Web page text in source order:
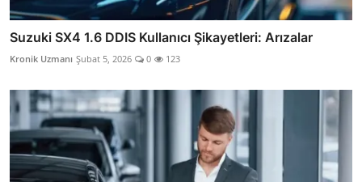
Suzuki SX4 1.6 DDIS Kullanıcı Şikayetleri: Arızalar
Kronik Uzmanı Şubat 5, 2026 0 123